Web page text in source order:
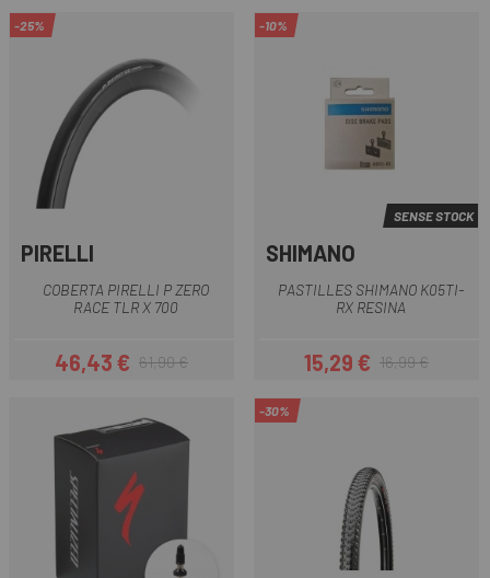
-25%
PIRELLI
COBERTA PIRELLI P ZERO
RACE TLR X 700
Preu
46,43 €Preu regular
61,90 €
-10%
SENSE STOCK
SHIMANO
PASTILLES SHIMANO K05TI-
RX RESINA
Preu
15,29 €Preu regular
16,99 €
-30%